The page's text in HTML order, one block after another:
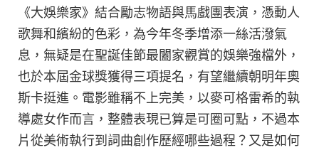
《大娛樂家》結合勵志物語與馬戲團表演，憑動人
歌舞和繽紛的色彩，為今年冬季增添一絲活潑氣
息，無疑是在聖誕佳節最闔家觀賞的娛樂強檔外，
也於本屆金球獎獲得三項提名，有望繼續朝明年奧
斯卡挺進。電影雖稱不上完美，以麥可格雷希的執
導處女作而言，整體表現已算是可圈可點，不過本
片從美術執行到詞曲創作歷經哪些過程？又是如何